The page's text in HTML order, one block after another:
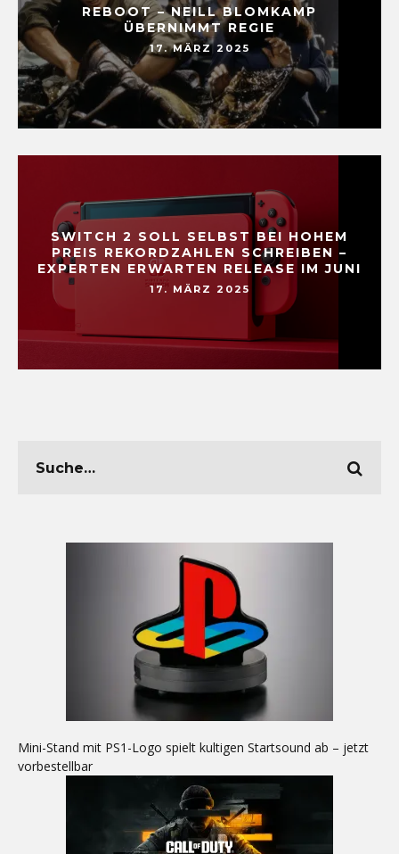
REBOOT – NEILL BLOMKAMP
ÜBERNIMMT REGIE
17. MÄRZ 2025
SWITCH 2 SOLL SELBST BEI HOHEM
PREIS REKORDZAHLEN SCHREIBEN –
EXPERTEN ERWARTEN RELEASE IM JUNI
17. MÄRZ 2025
Mini-Stand mit PS1-Logo spielt kultigen Startsound ab – jetzt
vorbestellbar